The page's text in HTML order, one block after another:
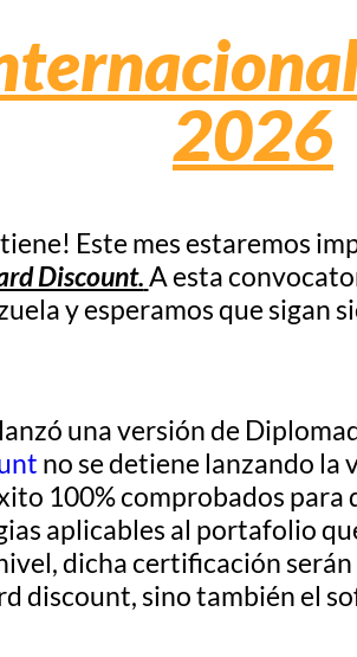
2026
Este mes estaremos
Discount.A esta
y esperamos que sigan
una versión de
no se detiene lanzando la
100% comprobados
aplicables al portafolio
dicha certificación
discount, sino también el